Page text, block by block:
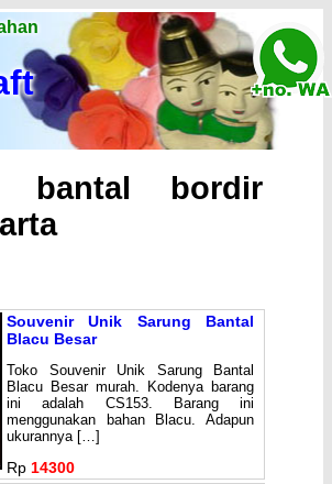
bantal bordir
Souvenir Unik Sarung Bantal
Blacu Besar
Toko Souvenir Unik Sarung Bantal
Blacu Besar murah. Kodenya barang
ini adalah CS153. Barang ini
menggunakan bahan Blacu. Adapun
ukurannya […]
Rp 14300